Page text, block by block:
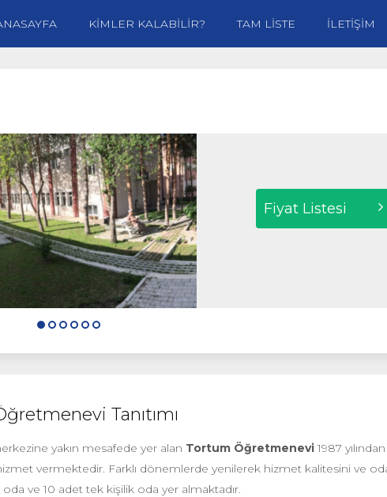
KİMLER KALABİLİR? TAM LİSTE İLETİŞİM
Fiyat Listesi
Tanıtımı
yakın mesafede yer alan Tortum Öğretmenevi1987
vermektedir. Farklı dönemlerde yenilerek hizmet kalitesini ve oda
ve 10 adet tek kişilik oda yer almaktadır.